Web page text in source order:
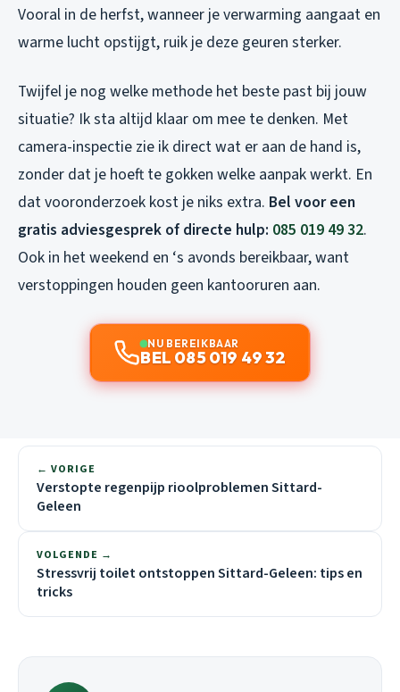
Vooral in de herfst, wanneer je verwarming aangaat en
warme lucht opstijgt, ruik je deze geuren sterker.
Twijfel je nog welke methode het beste past bij jouw
situatie? Ik sta altijd klaar om mee te denken. Met
camera-inspectie zie ik direct wat er aan de hand is,
zonder dat je hoeft te gokken welke aanpak werkt. En
dat vooronderzoek kost je niks extra. Bel voor een
gratis adviesgesprek of directe hulp: 085 019 49 32.
Ook in het weekend en ‘s avonds bereikbaar, want
verstoppingen houden geen kantooruren aan.
NU BEREIKBAAR
BEL 085 019 49 32
← VORIGE
Verstopte regenpijp rioolproblemen Sittard-
Geleen
VOLGENDE →
Stressvrij toilet ontstoppen Sittard-Geleen: tips en
tricks